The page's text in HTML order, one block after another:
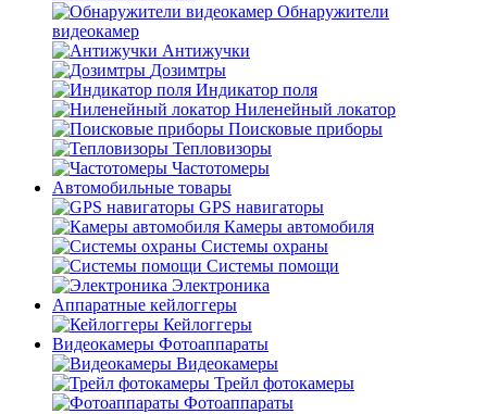
Обнаружители
видеокамер
Антижучки
Дозимтры
Индикатор поля
Ниленейный локатор
Поисковые приборы
Тепловизоры
Частотомеры
Автомобильные товары
GPS навигаторы
Камеры автомобиля
Системы охраны
Системы помощи
Электроника
Аппаратные кейлоггеры
Кейлоггеры
Видеокамеры Фотоаппараты
Видеокамеры
Трейл фотокамеры
Фотоаппараты